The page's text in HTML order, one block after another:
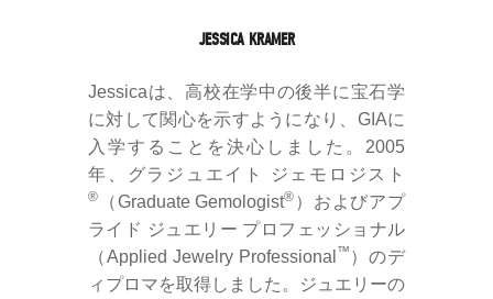
JESSICA KRAMER
Jessicaは、高校在学中の後半に宝石学
に対して関心を示すようになり、GIAに
入学することを決心しました。2005
年、グラジュエイト ジェモロジスト
® （Graduate Gemologist® ）およびアプ
ライド ジュエリー プロフェッショナル
（Applied Jewelry Professional ™ ）のデ
ィプロマを取得しました。ジュエリーの